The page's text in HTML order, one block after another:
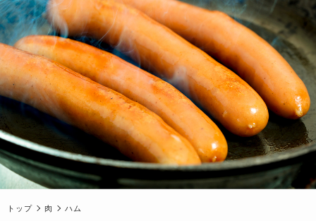
トップ 肉 ハム